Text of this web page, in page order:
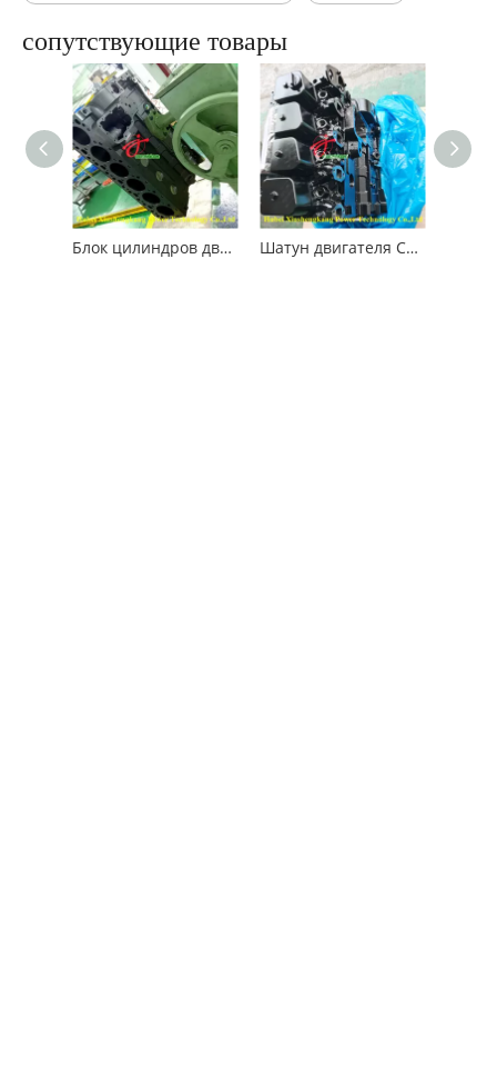
сопутствующие товары
Блок цилиндров двигателя Cummins 6B5.9 Шатун двигателя Cummins 4B3.9